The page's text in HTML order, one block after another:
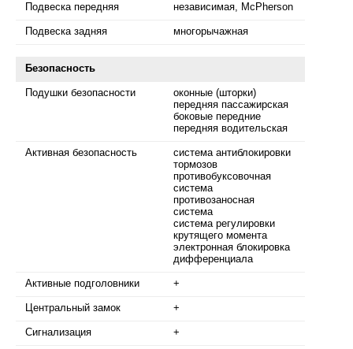
Подвеска передняя независимая, McPherson
Подвеска задняя многорычажная
Безопасность
Подушки безопасности
оконные (шторки)
передняя пассажирская
боковые передние
передняя водительская
Активная безопасность
система антиблокировки
тормозов
противобуксовочная
система
противозаносная
система
система регулировки
крутящего момента
электронная блокировка
дифференциала
Активные подголовники +
Центральный замок +
Сигнализация +